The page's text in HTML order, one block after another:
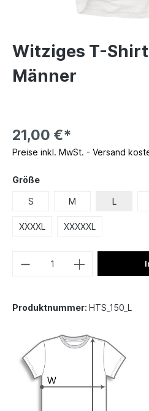
Witziges T-
Männer
21,00 €*
Preise inkl. MwSt. - Versand
Größe
S M L
XXXXL XXXXXL
Produktnummer: HTS_150_L